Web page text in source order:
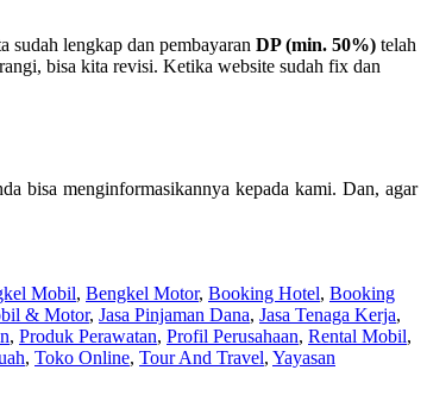
sudah lengkap dan pembayaran DP (min. 50%) telah
bisa kita revisi. Ketika website sudah fix dan
bisa menginformasikannya kepada kami. Dan, agar
Mobil, Bengkel Motor, Booking Hotel, Booking
& Motor, Jasa Pinjaman Dana, Jasa Tenaga Kerja,
, Produk Perawatan, Profil Perusahaan, Rental Mobil,
, Toko Online, Tour And Travel, Yayasan